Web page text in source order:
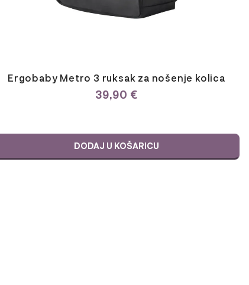
Ergobaby Metro 3 ruksak za nošenje kolica
39,90 €
DODAJ U KOŠARICU